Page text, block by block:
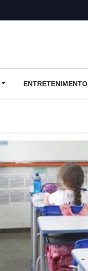
ENTRETENIMENTO